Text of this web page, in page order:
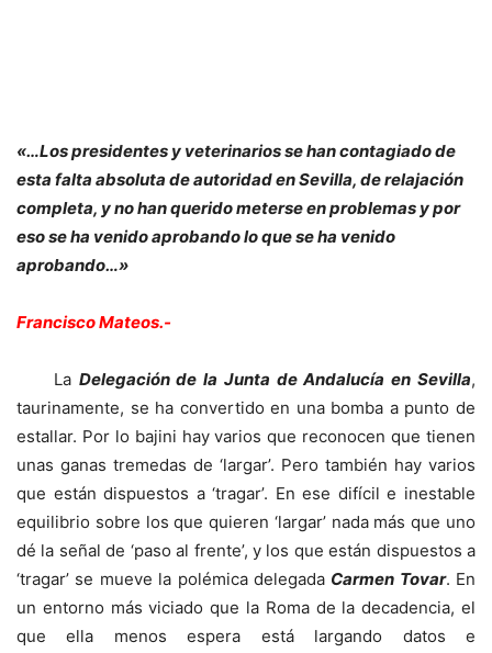
«…Los presidentes y veterinarios se han contagiado de
esta falta absoluta de autoridad en Sevilla, de relajación
completa, y no han querido meterse en problemas y por
eso se ha venido aprobando lo que se ha venido
aprobando…»
Francisco Mateos.-
La Delegación de la Junta de Andalucía en Sevilla,
taurinamente, se ha convertido en una bomba a punto de
estallar. Por lo bajini hay varios que reconocen que tienen
unas ganas tremedas de ‘largar’. Pero también hay varios
que están dispuestos a ‘tragar’. En ese difícil e inestable
equilibrio sobre los que quieren ‘largar’ nada más que uno
dé la señal de ‘paso al frente’, y los que están dispuestos a
‘tragar’ se mueve la polémica delegada Carmen Tovar. En
un entorno más viciado que la Roma de la decadencia, el
que ella menos espera está largando datos e